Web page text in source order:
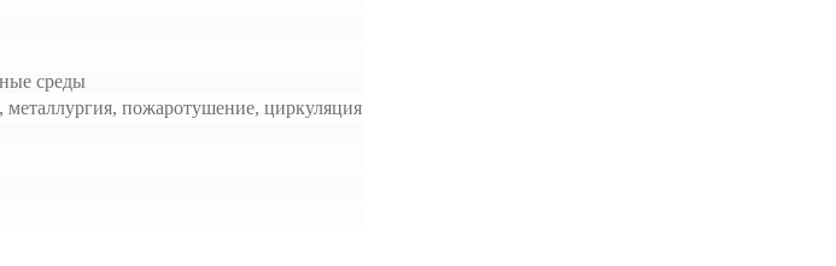
среды
металлургия, пожаротушение, циркуляция